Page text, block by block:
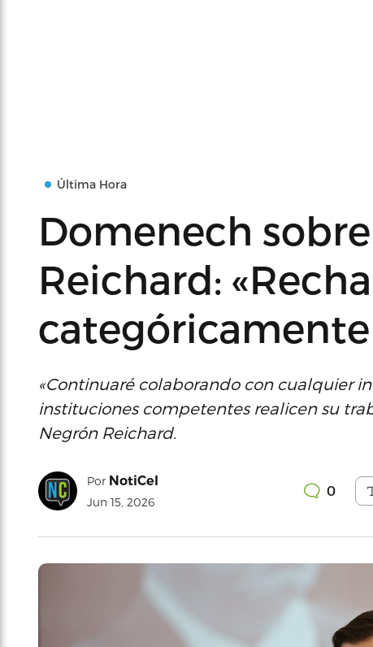
Última Hora
Domenech
Reichard:
categóricamente
«Continuaré colaborando con cualquier
instituciones competentes realicen su
Negrón Reichard.
Por NotiCel
Jun 15, 2026
0